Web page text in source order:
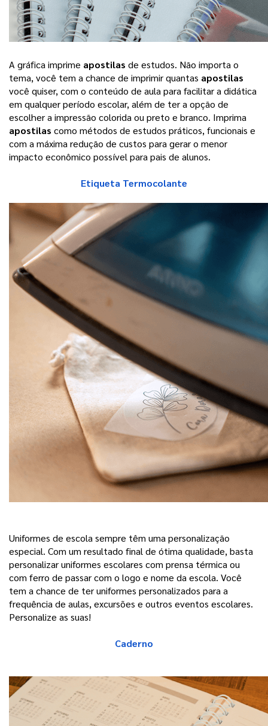
A gráfica imprime apostilas de estudos. Não importa o
tema, você tem a chance de imprimir quantas apostilas
você quiser, com o conteúdo de aula para facilitar a didática
em qualquer período escolar, além de ter a opção de
apostilas como métodos de estudos práticos, funcionais e
com a máxima redução de custos para gerar o menor
impacto econômico possível para pais de alunos.
Etiqueta Termocolante
Uniformes de escola sempre têm uma personalização
especial. Com um resultado final de ótima qualidade, basta
personalizar uniformes escolares com prensa térmica ou
com ferro de passar com o logo e nome da escola. Você
tem a chance de ter uniformes personalizados para a
frequência de aulas, excursões e outros eventos escolares.
Personalize as suas!
Caderno